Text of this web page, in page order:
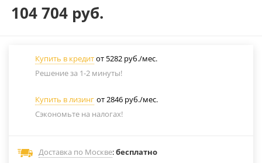
104 704 руб.
Купить в кредитот 5282 руб./мес.
Решение за 1-2 минуты!
Купить в лизинг от 2846 руб./мес.
Сэкономьте на налогах!
Доставка по Москве:бесплатно